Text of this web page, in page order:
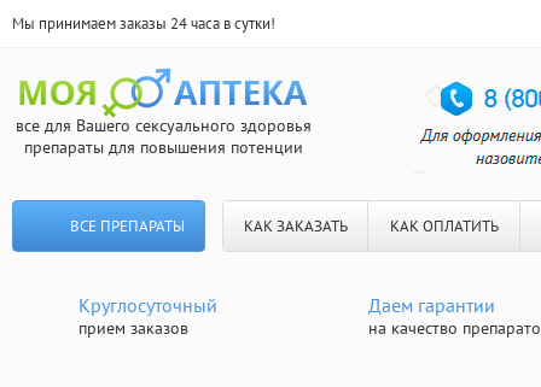
Мы принимаем заказы 24 часа в сутки!
все для Вашего сексуального здоровья
препараты для повышения потенции
ВСЕ ПРЕПАРАТЫ КАК ЗАКАЗАТЬ КАК ОПЛАТИТЬ
Круглосуточный
прием заказов
Даем гарантии
на качество